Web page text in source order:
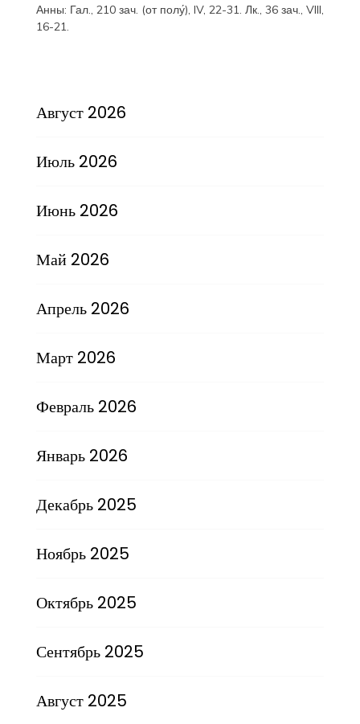
Анны: Гал., 210 зач. (от полу́), IV, 22-31. Лк., 36 зач., VIII,
16-21.
Август 2026
Июль 2026
Июнь 2026
Май 2026
Апрель 2026
Март 2026
Февраль 2026
Январь 2026
Декабрь 2025
Ноябрь 2025
Октябрь 2025
Сентябрь 2025
Август 2025